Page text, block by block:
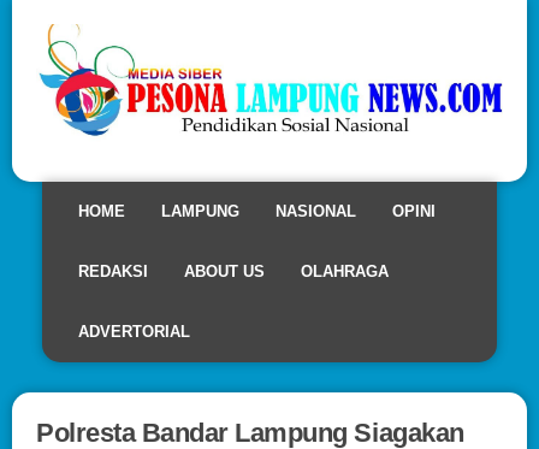
HOME LAMPUNG NASIONAL OPINI
REDAKSI ABOUT US OLAHRAGA
ADVERTORIAL
Polresta Bandar Lampung Siagakan